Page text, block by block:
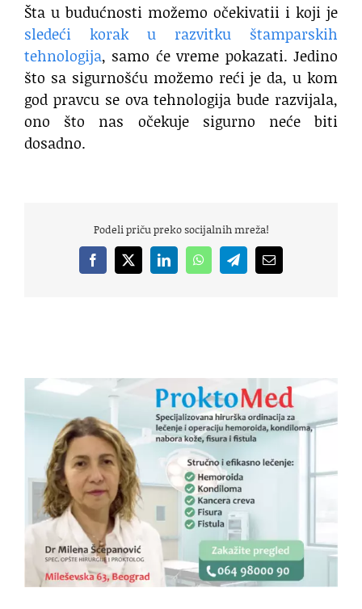
Šta u budućnosti možemo očekivatii i koji je
sledeći korak u razvitku štamparskih
tehnologija, samo će vreme pokazati. Jedino
što sa sigurnošću možemo reći je da, u kom
god pravcu se ova tehnologija bude razvijala,
ono što nas očekuje sigurno neće biti
dosadno.
Podeli priču preko socijalnih mreža!
Facebook
X LinkedInWhatsAppTelegramEmail